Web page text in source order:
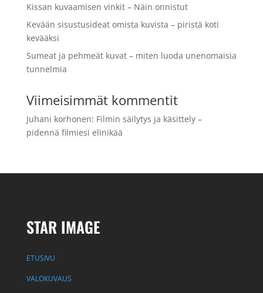
Kissan kuvaamisen vinkit – Näin onnistut
Kevään sisustusideat omista kuvista – piristä koti
kevääksi
Sumeat ja pehmeät kuvat – miten luoda unenomaisia
tunnelmia
Viimeisimmät kommentit
Juhani korhonen: Filmin säilytys ja käsittely –
pidennä filmiesi elinikää
STAR IMAGE
ETUSIVU
VALOKUVAUS